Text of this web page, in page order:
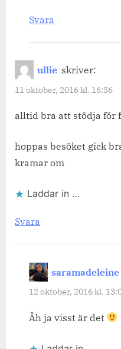
Svara
ullie skriver:
11 oktober, 2016 kl. 16:36
alltid bra att stödja för
hoppas besöket gick
kramar om
Laddar in …
Svara
saramadeleine
12 oktober, 2016 kl.
Åh ja visst är det